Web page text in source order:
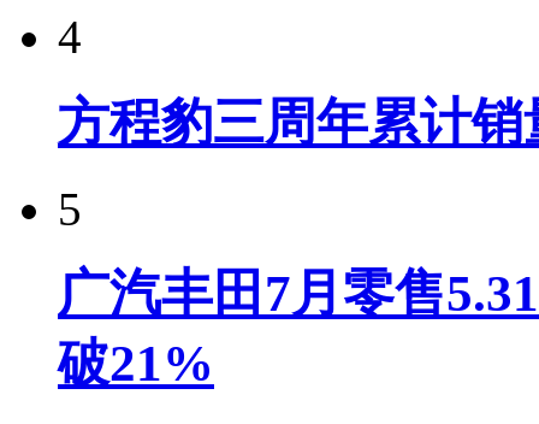
4
方程豹三周年累计
5
广汽丰田7月零售
破21%